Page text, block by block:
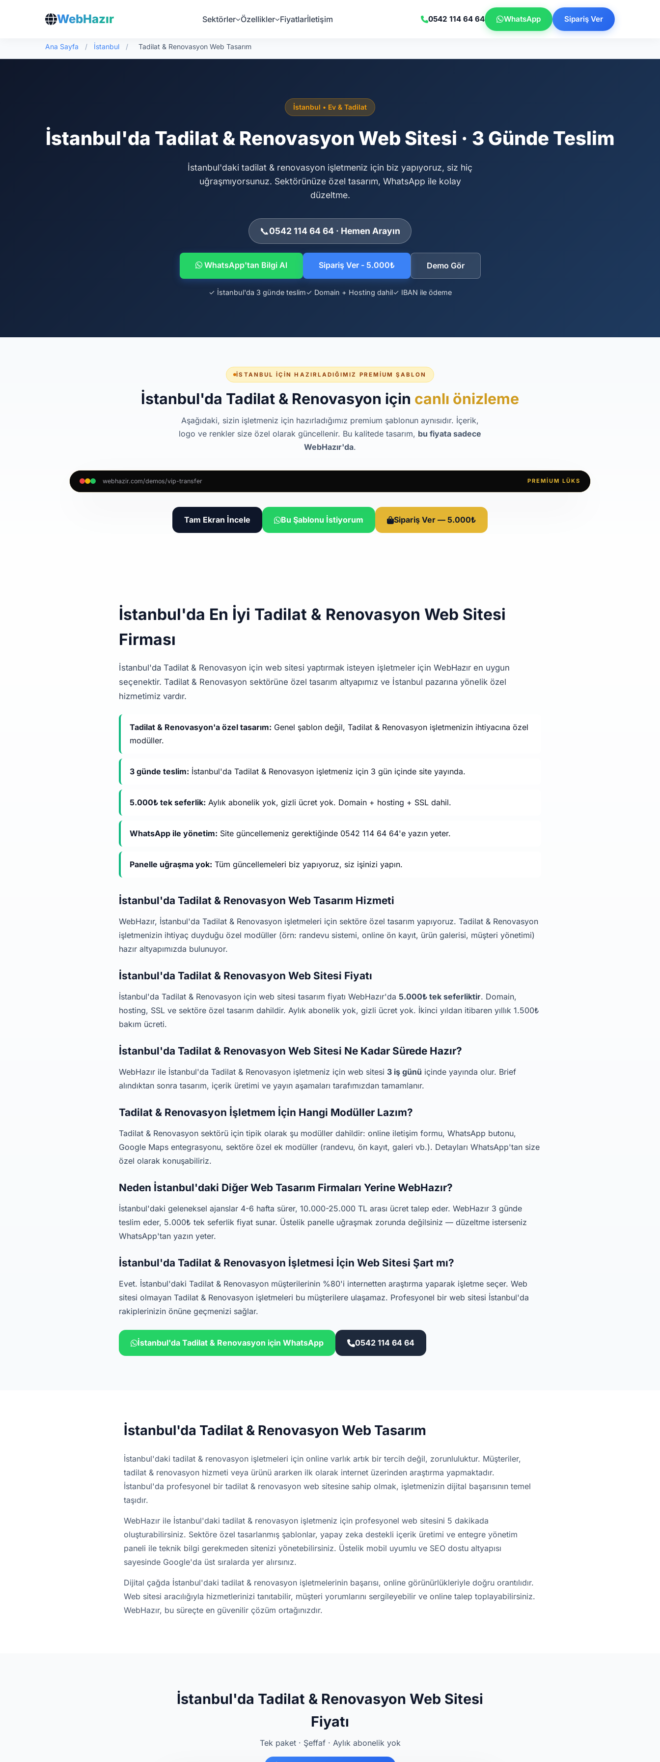
WebHazır Sektörler Özellikler Fiyatlarİletişim 0542 114 64 64 WhatsApp Sipariş Ver
Ana Sayfa / İstanbul / Tadilat & Renovasyon Web Tasarım
İstanbul • Ev & Tadilat
İstanbul'da Tadilat & Renovasyon Web Sitesi · 3 Günde Teslim
İstanbul'daki tadilat & renovasyon işletmeniz için biz yapıyoruz, siz hiç
uğraşmıyorsunuz. Sektörünüze özel tasarım, WhatsApp ile kolay
düzeltme.
📞0542 114 64 64 · Hemen Arayın
WhatsApp'tan Bilgi Al Sipariş Ver - 5.000₺ Demo Gör
✓ İstanbul'da 3 günde teslim✓ Domain + Hosting dahil✓ IBAN ile ödeme
İSTANBUL İÇIN HAZIRLADIĞIMIZ PREMIUM ŞABLON
İstanbul'da Tadilat & Renovasyon için canlı önizleme
Aşağıdaki, sizin işletmeniz için hazırladığımız premium şablonun aynısıdır. İçerik,
logo ve renkler size özel olarak güncellenir. Bu kalitede tasarım, bu fiyata sadece
WebHazır'da.
webhazir.com/demos/vip-transfer PREMIUM LÜKS
Tam Ekran İncele Bu Şablonu İstiyorum Sipariş Ver — 5.000₺
İstanbul'da En İyi Tadilat & Renovasyon Web Sitesi
Firması
İstanbul'da Tadilat & Renovasyon için web sitesi yaptırmak isteyen işletmeler için WebHazır en uygun
seçenektir. Tadilat & Renovasyon sektörüne özel tasarım altyapımız ve İstanbul pazarına yönelik özel
hizmetimiz vardır.
Tadilat & Renovasyon'a özel tasarım: Genel şablon değil, Tadilat & Renovasyon işletmenizin ihtiyacına özel
modüller.
3 günde teslim: İstanbul'da Tadilat & Renovasyon işletmeniz için 3 gün içinde site yayında.
5.000₺ tek seferlik: Aylık abonelik yok, gizli ücret yok. Domain + hosting + SSL dahil.
WhatsApp ile yönetim: Site güncellemeniz gerektiğinde 0542 114 64 64'e yazın yeter.
Panelle uğraşma yok: Tüm güncellemeleri biz yapıyoruz, siz işinizi yapın.
İstanbul'da Tadilat & Renovasyon Web Tasarım Hizmeti
WebHazır, İstanbul'da Tadilat & Renovasyon işletmeleri için sektöre özel tasarım yapıyoruz. Tadilat & Renovasyon
işletmenizin ihtiyaç duyduğu özel modüller (örn: randevu sistemi, online ön kayıt, ürün galerisi, müşteri yönetimi)
hazır altyapımızda bulunuyor.
İstanbul'da Tadilat & Renovasyon Web Sitesi Fiyatı
İstanbul'da Tadilat & Renovasyon için web sitesi tasarım fiyatı WebHazır'da 5.000₺ tek seferliktir. Domain,
hosting, SSL ve sektöre özel tasarım dahildir. Aylık abonelik yok, gizli ücret yok. İkinci yıldan itibaren yıllık 1.500₺
bakım ücreti.
İstanbul'da Tadilat & Renovasyon Web Sitesi Ne Kadar Sürede Hazır?
WebHazır ile İstanbul'da Tadilat & Renovasyon işletmeniz için web sitesi 3 iş günü içinde yayında olur. Brief
alındıktan sonra tasarım, içerik üretimi ve yayın aşamaları tarafımızdan tamamlanır.
Tadilat & Renovasyon İşletmem İçin Hangi Modüller Lazım?
Tadilat & Renovasyon sektörü için tipik olarak şu modüller dahildir: online iletişim formu, WhatsApp butonu,
Google Maps entegrasyonu, sektöre özel ek modüller (randevu, ön kayıt, galeri vb.). Detayları WhatsApp'tan size
özel olarak konuşabiliriz.
Neden İstanbul'daki Diğer Web Tasarım Firmaları Yerine WebHazır?
İstanbul'daki geleneksel ajanslar 4-6 hafta sürer, 10.000-25.000 TL arası ücret talep eder. WebHazır 3 günde
teslim eder, 5.000₺ tek seferlik fiyat sunar. Üstelik panelle uğraşmak zorunda değilsiniz — düzeltme isterseniz
WhatsApp'tan yazın yeter.
İstanbul'da Tadilat & Renovasyon İşletmesi İçin Web Sitesi Şart mı?
Evet. İstanbul'daki Tadilat & Renovasyon müşterilerinin %80'i internetten araştırma yaparak işletme seçer. Web
sitesi olmayan Tadilat & Renovasyon işletmeleri bu müşterilere ulaşamaz. Profesyonel bir web sitesi İstanbul'da
rakiplerinizin önüne geçmenizi sağlar.
İstanbul'da Tadilat & Renovasyon için WhatsApp 0542 114 64 64
İstanbul'da Tadilat & Renovasyon Web Tasarım
İstanbul'daki tadilat & renovasyon işletmeleri için online varlık artık bir tercih değil, zorunluluktur. Müşteriler,
tadilat & renovasyon hizmeti veya ürünü ararken ilk olarak internet üzerinden araştırma yapmaktadır.
İstanbul'da profesyonel bir tadilat & renovasyon web sitesine sahip olmak, işletmenizin dijital başarısının temel
taşıdır.
WebHazır ile İstanbul'daki tadilat & renovasyon işletmeniz için profesyonel web sitesini 5 dakikada
oluşturabilirsiniz. Sektöre özel tasarlanmış şablonlar, yapay zeka destekli içerik üretimi ve entegre yönetim
paneli ile teknik bilgi gerekmeden sitenizi yönetebilirsiniz. Üstelik mobil uyumlu ve SEO dostu altyapısı
sayesinde Google'da üst sıralarda yer alırsınız.
Dijital çağda İstanbul'daki tadilat & renovasyon işletmelerinin başarısı, online görünürlükleriyle doğru orantılıdır.
Web sitesi aracılığıyla hizmetlerinizi tanıtabilir, müşteri yorumlarını sergileyebilir ve online talep toplayabilirsiniz.
WebHazır, bu süreçte en güvenilir çözüm ortağınızdır.
İstanbul'da Tadilat & Renovasyon Web Sitesi
Fiyatı
Tek paket · Şeffaf · Aylık abonelik yok